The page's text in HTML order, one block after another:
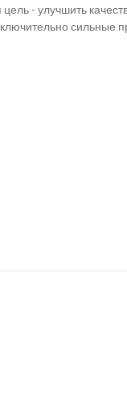
- улучшить
сильные